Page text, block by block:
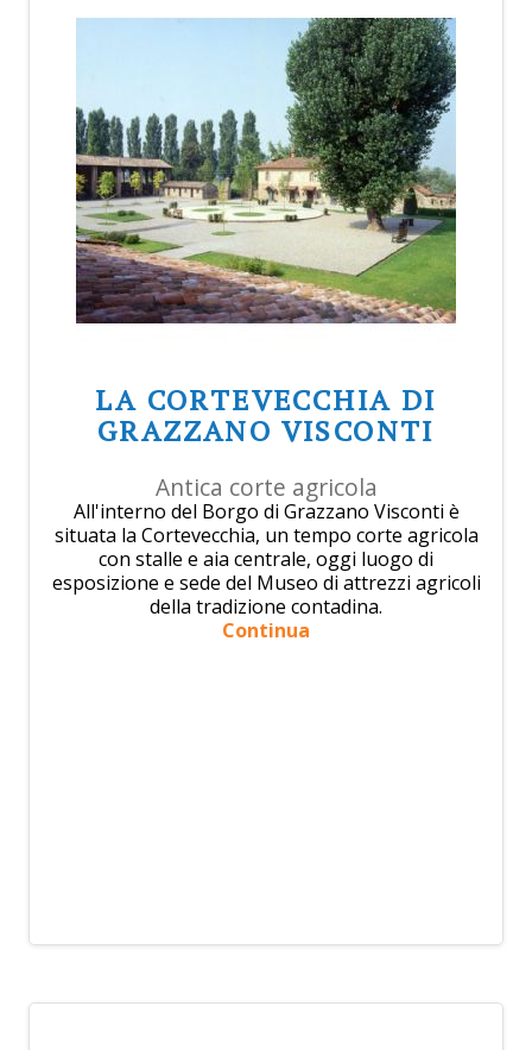
LA CORTEVECCHIA DI
GRAZZANO VISCONTI
Antica corte agricola
All'interno del Borgo di Grazzano Visconti è
situata la Cortevecchia, un tempo corte agricola
con stalle e aia centrale, oggi luogo di
esposizione e sede del Museo di attrezzi agricoli
della tradizione contadina.
Continua